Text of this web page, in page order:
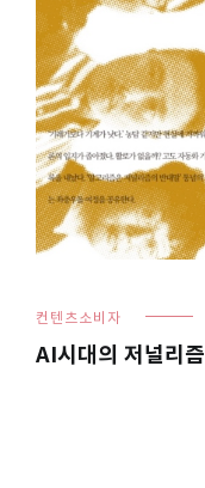
컨텐츠소비자
AI시대의 저널리즘